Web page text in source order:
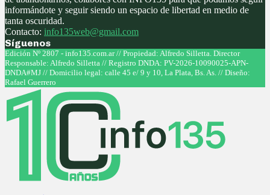
informándote y seguir siendo un espacio de libertad en medio de
tanta oscuridad.
Contacto: info135web@gmail.com
Síguenos
Facebook
Twitter
Instagram
Youtube
Edición Nº 2807 - info135.com.ar // Propiedad: Alfredo Silletta. Director
Responsable: Alfredo Silletta // Registro DNDA: PV-2026-10090025-APN-
DNDA#MJ // Domicilio legal: calle 45 e/ 9 y 10, La Plata, Bs. As. // Diseño:
Rafael Guerrero